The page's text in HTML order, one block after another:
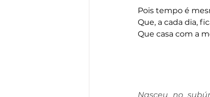
Pois tempo é
Que, a cada dia,
Que casa com a
Nasceu no